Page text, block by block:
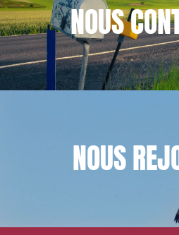
NOUS
NOUS